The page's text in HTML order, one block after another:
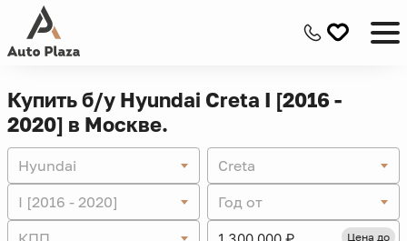
Купить б/у Hyundai Creta I [2016 -
2020] в Москве.
Hyundai
Creta
I [2016 - 2020]
Год от
Цена до